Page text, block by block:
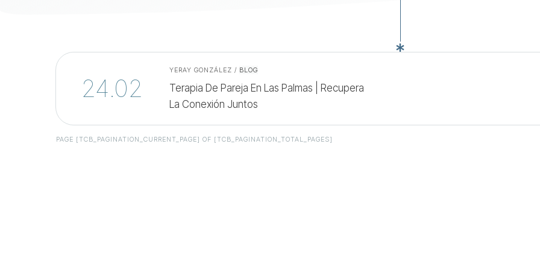
24.02
YERAY GONZÁLEZ / BLOG
Terapia De Pareja En Las Palmas | Recupera
La Conexión Juntos
PAGE [TCB_PAGINATION_CURRENT_PAGE] OF [TCB_PAGINATION_TOTAL_PAGES]